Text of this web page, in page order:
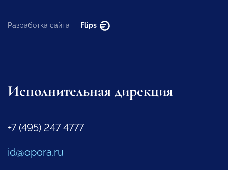
Разработка сайта — Flips
Исполнительная дирекция
+7 (495) 247 4777
id@opora.ru